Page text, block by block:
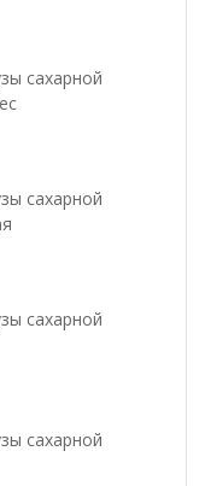
сахарной
сахарной
сахарной
сахарной